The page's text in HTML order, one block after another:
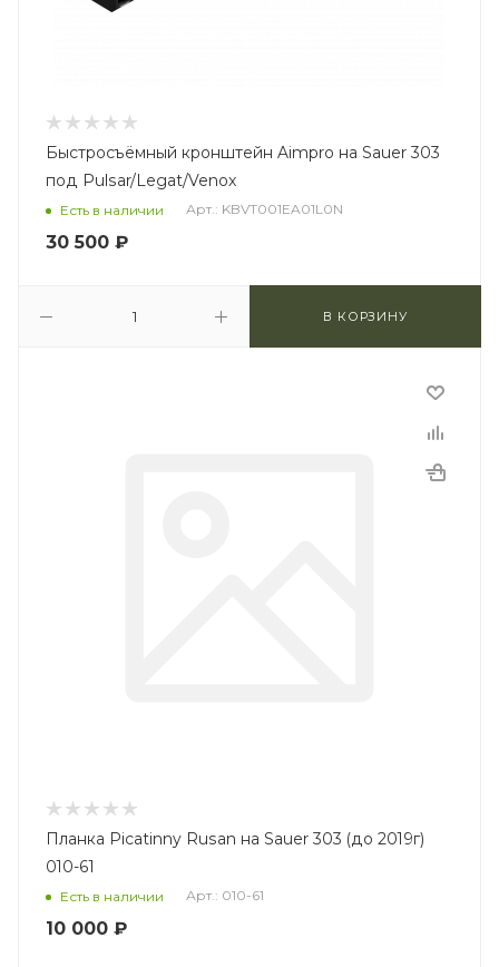
Быстросъёмный кронштейн Aimpro на Sauer 303
под Pulsar/Legat/Venox
Есть в наличии Арт.: KBVT001EA01L0N
30 500 ₽
В КОРЗИНУ
Планка Picatinny Rusan на Sauer 303 (до 2019г)
010-61
Есть в наличии Арт.: 010-61
10 000 ₽